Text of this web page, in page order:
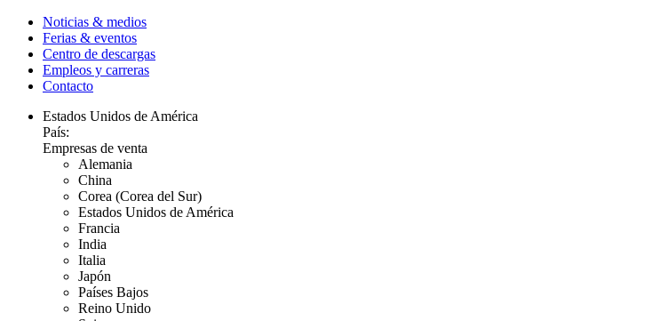
Noticias & medios
Ferias & eventos
Centro de descargas
Empleos y carreras
Contacto
Estados Unidos de América
País:
Empresas de venta
Alemania
China
Corea (Corea del Sur)
Estados Unidos de América
Francia
India
Italia
Japón
Países Bajos
Reino Unido